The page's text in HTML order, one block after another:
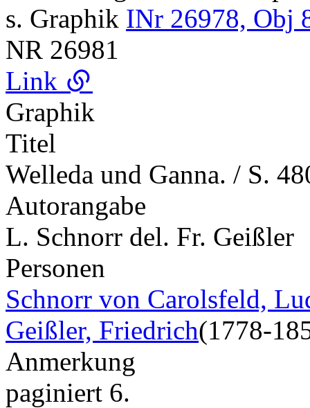
s. Graphik INr 26978, Obj
NR 26981
Link
Graphik
Titel
Welleda und Ganna. / S.
Autorangabe
L. Schnorr del. Fr. Geißler
Personen
Schnorr von Carolsfeld,
Geißler, Friedrich(1778-
Anmerkung
paginiert 6.